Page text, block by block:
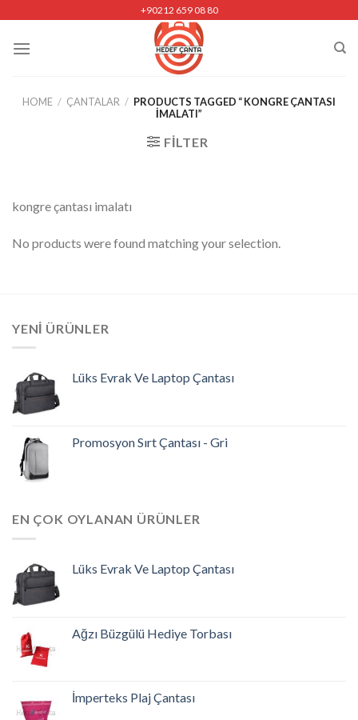
content
+90212 659 08 80
HOME / ÇANTALAR / PRODUCTS TAGGED “ KONGRE ÇANTASI
IMALATI”
FILTER
kongre çantası imalatı
No products were found matching your selection.
YENI ÜRÜNLER
Lüks Evrak Ve Laptop Çantası
Promosyon Sırt Çantası - Gri
EN ÇOK OYLANAN ÜRÜNLER
Lüks Evrak Ve Laptop Çantası
Ağzı Büzgülü Hediye Torbası
İmperteks Plaj Çantası